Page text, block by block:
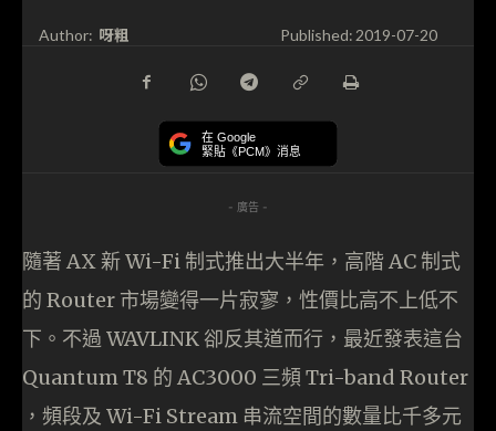
Author: 呀粗 Published:2019-07-20
在 Google
緊貼《PCM》消息
- 廣告 -
隨著 AX 新 Wi-Fi 制式推出大半年，高階 AC 制式
的 Router 市場變得一片寂寥，性價比高不上低不
下。不過 WAVLINK 卻反其道而行，最近發表這台
Quantum T8 的 AC3000 三頻 Tri-band Router
，頻段及 Wi-Fi Stream 串流空間的數量比千多元